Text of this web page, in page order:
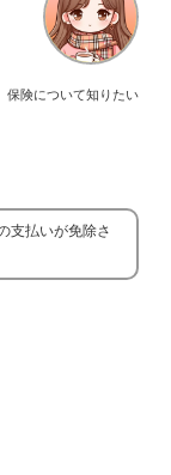
保険について知りたい
支払いが免除さ